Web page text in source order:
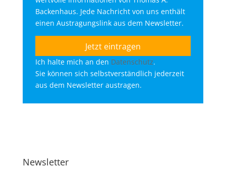
Backenhaus. Jede Nachricht von uns enthält
einen Austragungslink aus dem Newsletter.
Ich halte mich an den Datenschutz.
Sie können sich selbstverständlich jederzeit
aus dem Newsletter austragen.
Newsletter